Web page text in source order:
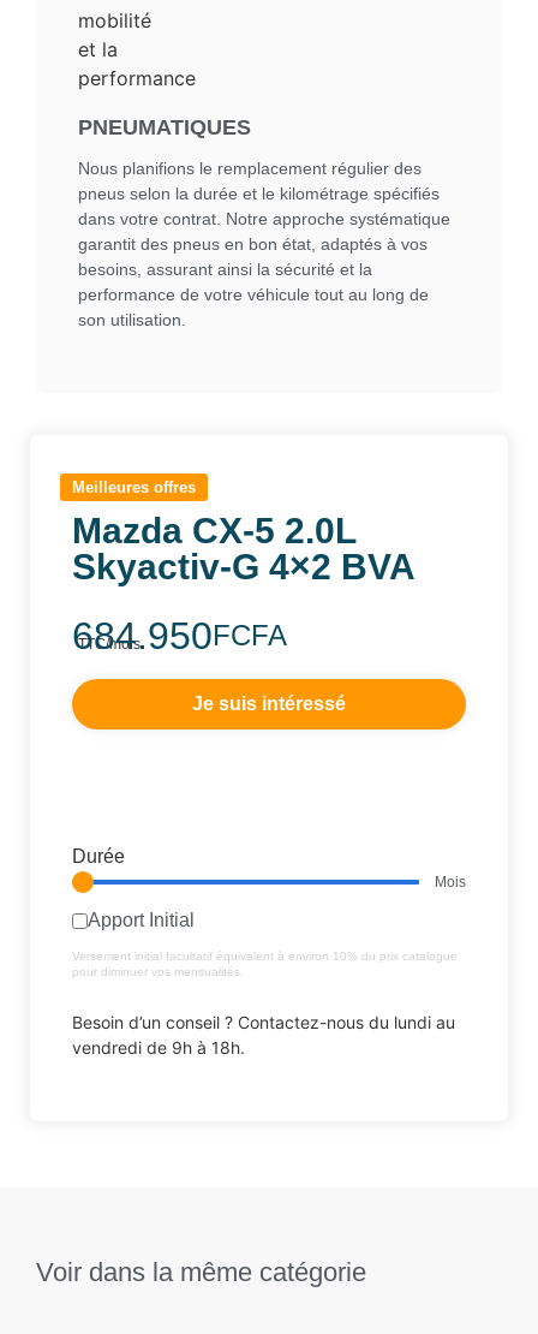
Meilleures offres
Mazda CX-5 2.0L
Skyactiv-G 4×2 BVA
TTC/mois
Je suis intéressé
684.950FCFA
FCFA
Durée
Mois
Apport Initial
Versement initial facultatif équivalent à environ 10% du prix catalogue
pour diminuer vos mensualités.
Besoin d’un conseil ? Contactez-nous du lundi au
vendredi de 9h à 18h.
PNEUMATIQUES
Nous planifions le remplacement régulier des
pneus selon la durée et le kilométrage spécifiés
dans votre contrat. Notre approche systématique
garantit des pneus en bon état, adaptés à vos
besoins, assurant ainsi la sécurité et la
performance de votre véhicule tout au long de
son utilisation.
Voir dans la même catégorie